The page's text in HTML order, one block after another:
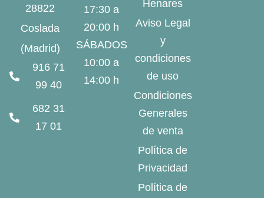
28822
Coslada
(Madrid)
916 71
99 40
682 31
17 01
17:30 a
20:00 h
SÁBADOS
10:00 a
14:00 h
Henares
Aviso Legal
y
condiciones
de uso
Condiciones
Generales
de venta
Política de
Privacidad
Política de